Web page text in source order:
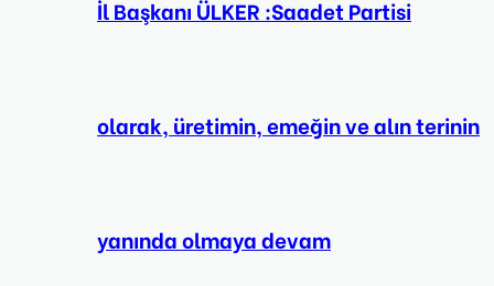
İl Başkanı ÜLKER :Saadet Partisi
olarak, üretimin, emeğin ve alın terinin
yanında olmaya devam